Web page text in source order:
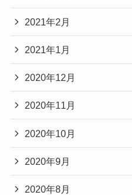
2021年2月
2021年1月
2020年12月
2020年11月
2020年10月
2020年9月
2020年8月